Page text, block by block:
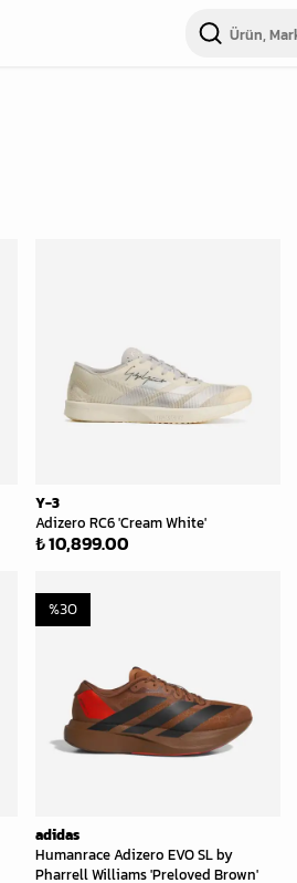
Y-3
Adizero RC6 'Cream White'
₺ 10,899.00
adidas
Humanrace Adizero EVO SL by
Pharrell Williams 'Preloved Brown'
%30